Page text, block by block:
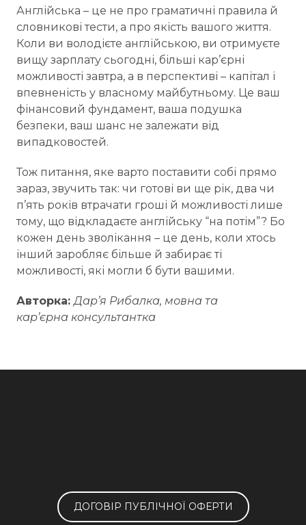
Англійська – це не про граматичні правила й
словникові тести, а про якість вашого життя.
Коли ви володієте англійською, ви отримуєте
вищу зарплату сьогодні, більші кар’єрні
можливості завтра, а в перспективі – капітал і
впевненість у власному майбутньому. Це ваш
фінансовий фундамент, ваша подушка
безпеки, ваш шанс не залежати від
випадковостей.
Тож питання, яке варто поставити собі прямо
зараз, звучить так: чи готові ви ще рік, два чи
п’ять років втрачати гроші й можливості лише
тому, що відкладаєте англійську “на потім”? Бо
кожен день зволікання – це день, коли хтось
інший заробляє більше й забирає ті
можливості, які могли б бути вашими.
Авторка:Дарʼя Рибалка, мовна та
карʼєрна консультантка
ДОГОВІР ПУБЛІЧНОЇ ОФЕРТИ